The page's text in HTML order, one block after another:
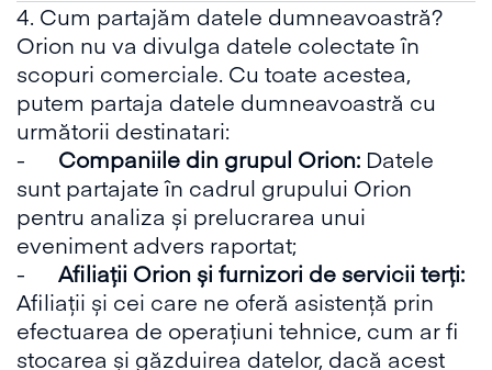
4. Cum partajăm datele dumneavoastră?
Orion nu va divulga datele colectate în
scopuri comerciale. Cu toate acestea,
putem partaja datele dumneavoastră cu
următorii destinatari:
- Companiile din grupul Orion: Datele
sunt partajate în cadrul grupului Orion
pentru analiza și prelucrarea unui
eveniment advers raportat;
- Afiliații Orion și furnizori de servicii terți:
Afiliații și cei care ne oferă asistență prin
efectuarea de operațiuni tehnice, cum ar fi
stocarea și găzduirea datelor, dacă acest